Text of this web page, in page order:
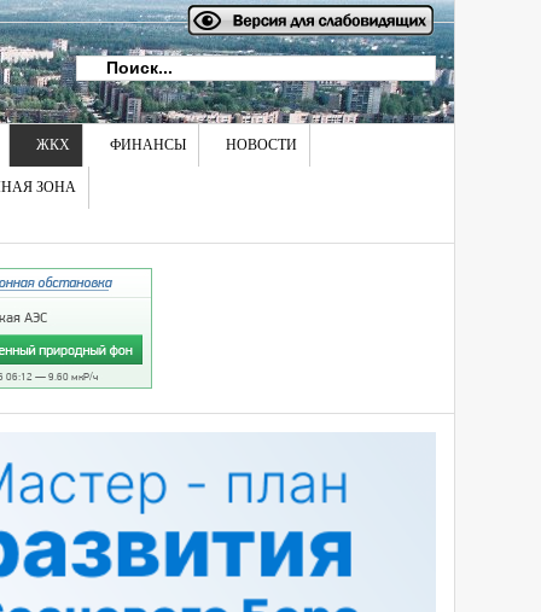
ЖКХ ФИНАНСЫ НОВОСТИ
ЗОНА